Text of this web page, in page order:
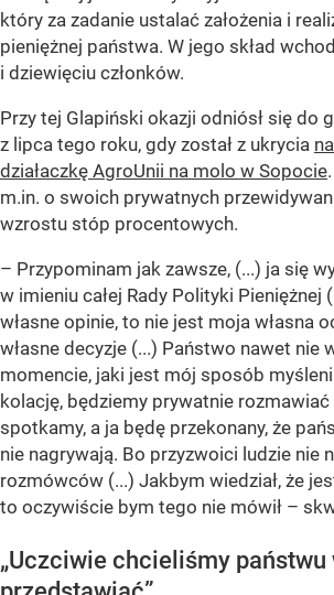
który za zadanie ustalać założenia i
pieniężnej państwa. W jego skład
i dziewięciu członków.
Przy tej Glapiński okazji odniósł się do
z lipca tego roku, gdy został z ukrycia
działaczkę AgroUnii na molo w Sopocie
m.in. o swoich prywatnych
wzrostu stóp procentowych.
– Przypominam jak zawsze, (...) ja się
w imieniu całej Rady Polityki Pieniężnej
własne opinie, to nie jest moja własna
własne decyzje (...) Państwo nawet nie
momencie, jaki jest mój sposób
kolację, będziemy prywatnie
spotkamy, a ja będę przekonany, że
nie nagrywają. Bo przyzwoici ludzie nie
rozmówców (...) Jakbym wiedział, że
to oczywiście bym tego nie mówił –
„Uczciwie chcieliśmy państwu